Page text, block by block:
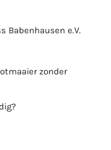
Babenhausen e.V.
zonder